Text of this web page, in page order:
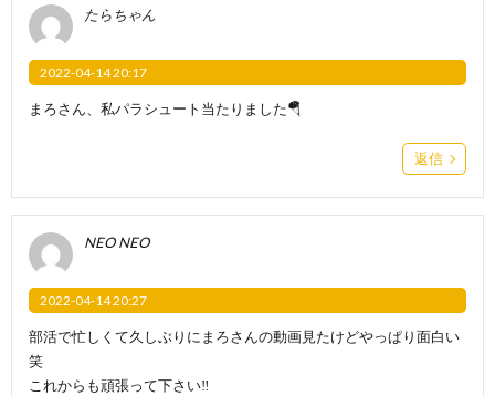
たらちゃん
2022-04-14 20:17
まろさん、私パラシュート当たりました🪂
返信
NEO NEO
2022-04-14 20:27
部活で忙しくて久しぶりにまろさんの動画見たけどやっぱり面白い
笑
これからも頑張って下さい‼️